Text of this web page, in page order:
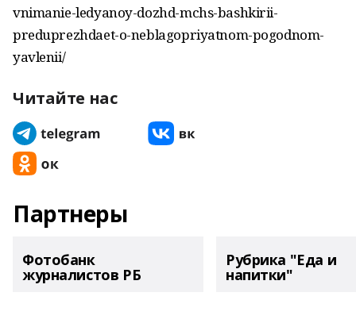
vnimanie-ledyanoy-dozhd-mchs-bashkirii-
preduprezhdaet-o-neblagopriyatnom-pogodnom-
yavlenii/
Читайте нас
Партнеры
Фотобанк
журналистов РБ
Рубрика "Еда и
напитки"